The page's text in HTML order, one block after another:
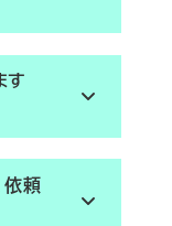
す
依頼